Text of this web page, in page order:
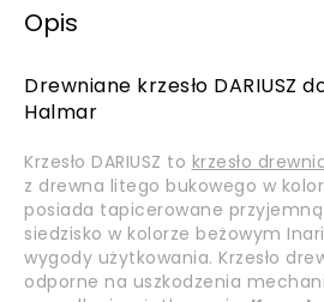
Opis
Drewniane krzesło DARIUSZ
Halmar
Krzesło DARIUSZ to krzesło
z drewna litego bukowego w
posiada tapicerowane
siedzisko w kolorze beżowym
wygody użytkowania. Krzesło
odporne na uszkodzenia